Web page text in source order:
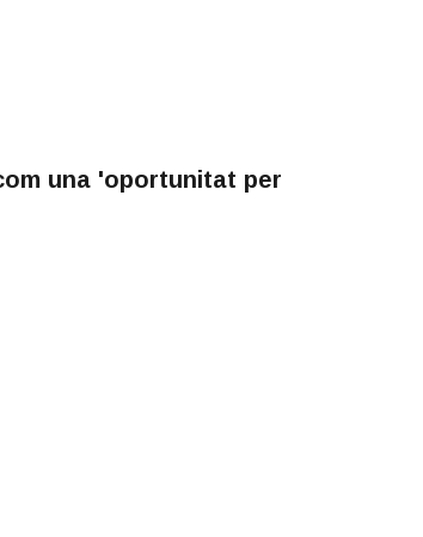
una 'oportunitat per